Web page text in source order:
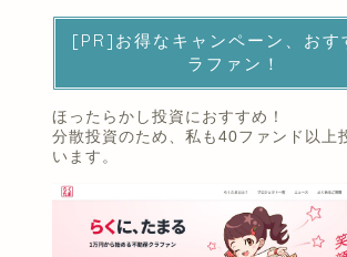
[PR]お得なキャンペーン、おす
ラファン！
ほったらかし投資におすすめ！
分散投資のため、私も40ファンド以上
います。